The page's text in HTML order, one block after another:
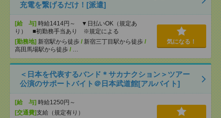
充電を繋げるだけ！[派遣]
[給 与] 時給1414円～ ▼日払いOK（規定あ
り） ■初勤務手当あり ※規定による
[勤務地] 新宿駅から徒歩 / 新宿三丁目駅から徒歩 /
高田馬場駅から徒歩 / …
気になる！
＜日本を代表するバンド＊サカナクション＞ツアー
公演のサポートバイト＠日本武道館[アルバイト]
[給 与] 時給1250円～
[交通費]支給（規定有り）